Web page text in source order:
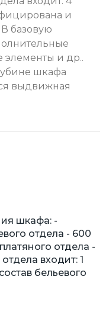
и
базовую
элементы и др..
шкафа
выдвижная
шкафа: -
отдела - 600
отдела -
входит: 1
бельевого